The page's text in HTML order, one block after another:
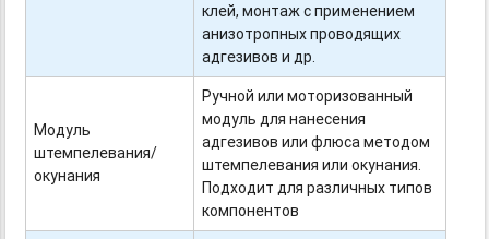
клей, монтаж с применением
анизотропных проводящих
адгезивов и др.
Модуль
штемпелевания/
окунания
Ручной или моторизованный
модуль для нанесения
адгезивов или флюса методом
штемпелевания или окунания.
Подходит для различных типов
компонентов